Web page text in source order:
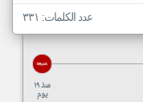
عدد الكلمات: ٣٣١
منذ ١٩
يوم